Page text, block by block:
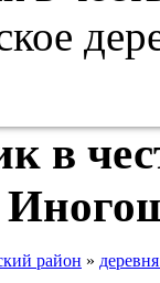
в
район »